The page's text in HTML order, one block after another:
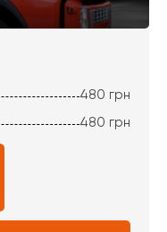
480 грн
480 грн